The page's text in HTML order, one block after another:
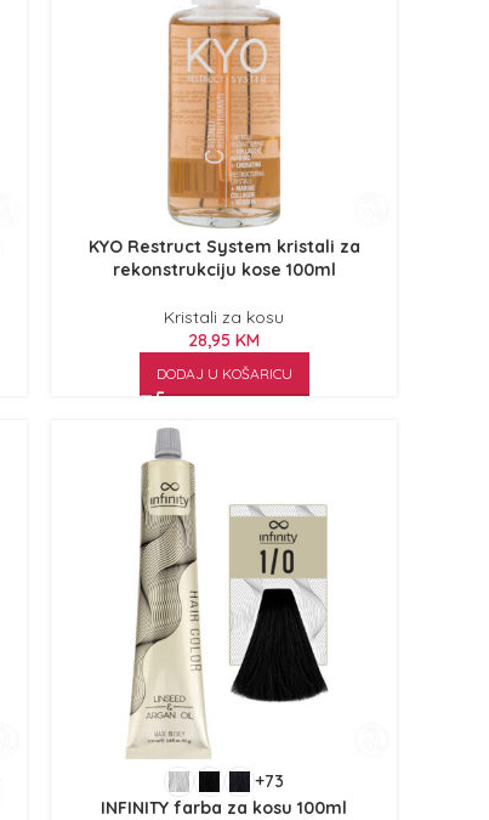
KYO Restruct System kristali za
rekonstrukciju kose 100ml
Kristali za kosu
28,95KM
DODAJ U KOŠARICU
+73
INFINITY farba za kosu 100ml